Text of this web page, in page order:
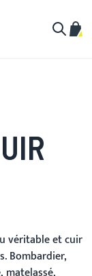
véritable et cuir
Bombardier,